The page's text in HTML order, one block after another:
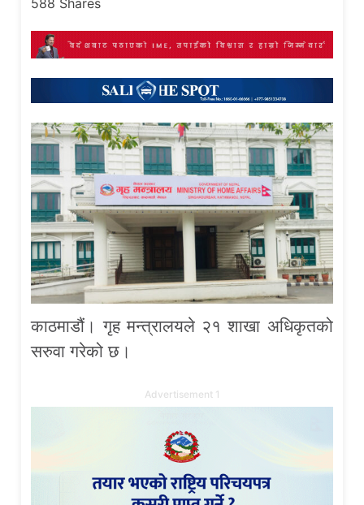
काठमाडौं। गृह मन्त्रालयले २१ शाखा अधिकृतको
सरुवा गरेको छ।
Advertisement 1